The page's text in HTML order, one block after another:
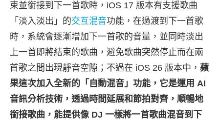
束並銜接到下一首歌時，iOS 17 版本有支援歌曲
「淡入淡出」的交互混音功能，在過渡到下一首歌
時，系統會逐漸增加下一首歌的音量，並同時淡出
上一首即將結束的歌曲，避免歌曲突然停止而在兩
首歌之間出現靜音空隙；不過在 iOS 26 版本中， 蘋
果這次加入全新的「自動混音」功能，它是運用 AI
音訊分析技術，透過時間延展和節拍對齊，順暢地
銜接歌曲，能提供像 DJ 一樣將一首歌曲混音到下